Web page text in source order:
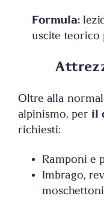
Formula:
uscite teorico
Oltre alla
alpinismo, peril
richiesti:
Ramponi e
Imbrago,